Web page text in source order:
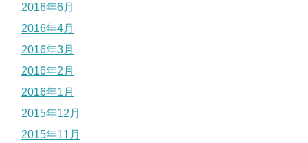
2016年6月
2016年4月
2016年3月
2016年2月
2016年1月
2015年12月
2015年11月